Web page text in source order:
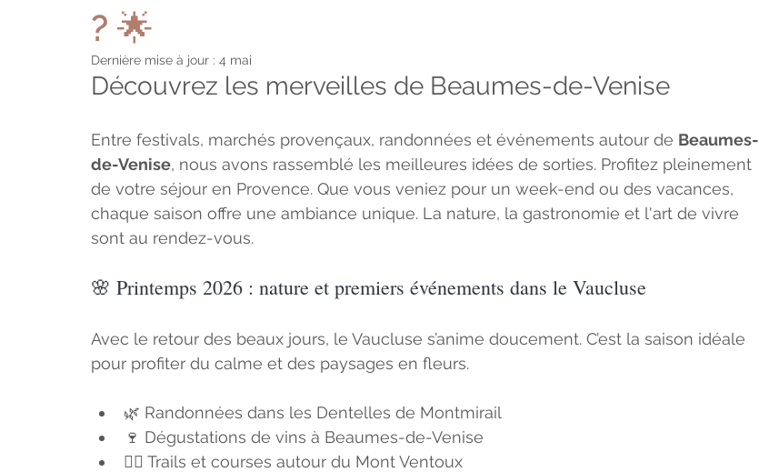
? 🌟
Dernière mise à jour : 4 mai
Découvrez les merveilles de Beaumes-de-Venise
Entre festivals, marchés provençaux, randonnées et événements autour de Beaumes-
de-Venise, nous avons rassemblé les meilleures idées de sorties. Profitez pleinement
de votre séjour en Provence. Que vous veniez pour un week-end ou des vacances,
chaque saison offre une ambiance unique. La nature, la gastronomie et l'art de vivre
sont au rendez-vous.
🌸 Printemps 2026 : nature et premiers événements dans le Vaucluse
Avec le retour des beaux jours, le Vaucluse s’anime doucement. C’est la saison idéale
pour profiter du calme et des paysages en fleurs.
🌿 Randonnées dans les Dentelles de Montmirail
🍷 Dégustations de vins à Beaumes-de-Venise
🏃‍♂️ Trails et courses autour du Mont Ventoux